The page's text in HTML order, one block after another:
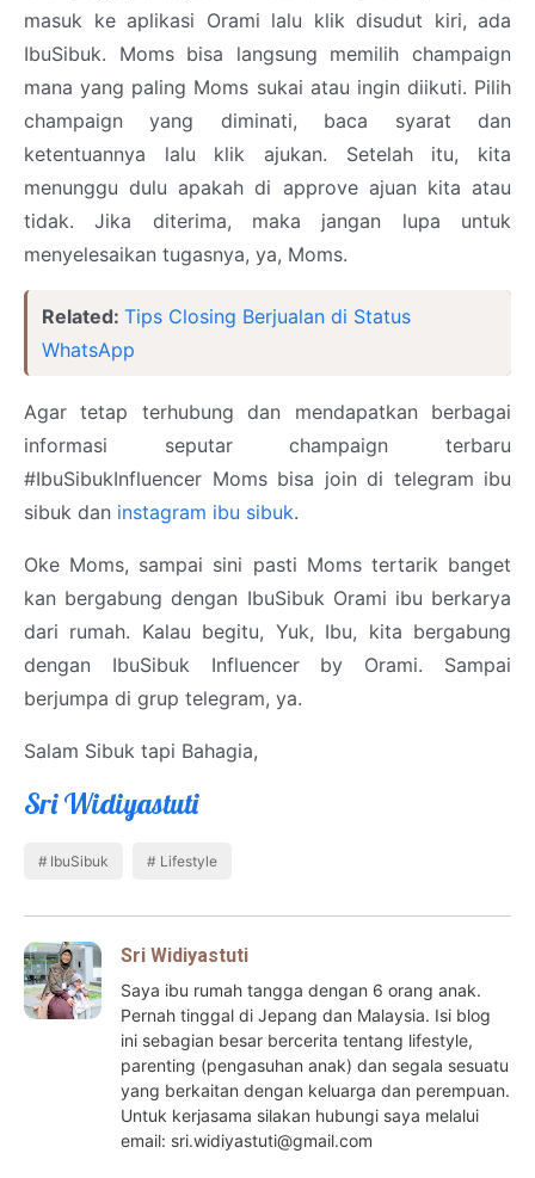
masuk ke aplikasi Orami lalu klik disudut kiri, ada
IbuSibuk. Moms bisa langsung memilih champaign
mana yang paling Moms sukai atau ingin diikuti. Pilih
champaign yang diminati, baca syarat dan
ketentuannya lalu klik ajukan. Setelah itu, kita
menunggu dulu apakah di approve ajuan kita atau
tidak. Jika diterima, maka jangan lupa untuk
menyelesaikan tugasnya, ya, Moms.
Related: Tips Closing Berjualan di Status
WhatsApp
Agar tetap terhubung dan mendapatkan berbagai
informasi seputar champaign terbaru
#IbuSibukInfluencer Moms bisa join di telegram ibu
sibuk dan instagram ibu sibuk.
Oke Moms, sampai sini pasti Moms tertarik banget
kan bergabung dengan IbuSibuk Orami ibu berkarya
dari rumah. Kalau begitu, Yuk, Ibu, kita bergabung
dengan IbuSibuk Influencer by Orami. Sampai
berjumpa di grup telegram, ya.
Salam Sibuk tapi Bahagia,
Sri Widiyastuti
IbuSibuk Lifestyle
Sri Widiyastuti
Saya ibu rumah tangga dengan 6 orang anak.
Pernah tinggal di Jepang dan Malaysia. Isi blog
ini sebagian besar bercerita tentang lifestyle,
parenting (pengasuhan anak) dan segala sesuatu
yang berkaitan dengan keluarga dan perempuan.
Untuk kerjasama silakan hubungi saya melalui
email: sri.widiyastuti@gmail.com